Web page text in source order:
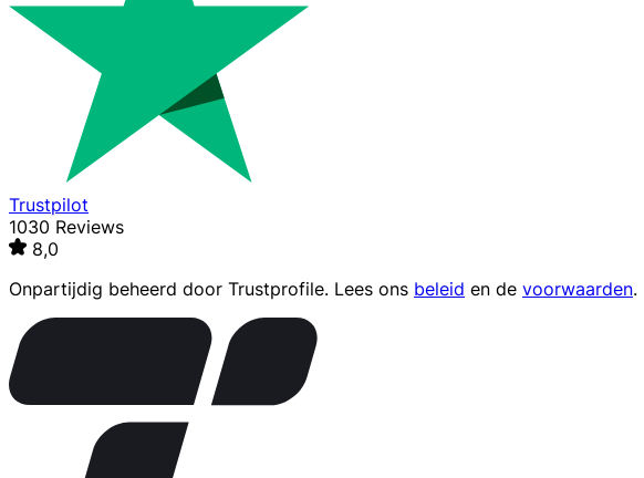
Trustpilot
1030 Reviews
8,0
Onpartijdig beheerd door Trustprofile. Lees ons beleid en de voorwaarden.